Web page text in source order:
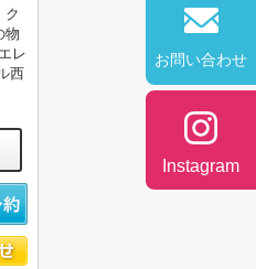
ク
物
レ
西
お問い合わせ
Instagram